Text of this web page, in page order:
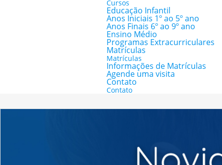
Cursos
Educação Infantil
Anos Iniciais 1º ao 5º ano
Anos Finais 6º ao 9º ano
Ensino Médio
Programas Extracurriculares
Matrículas
Matrículas
Informações de Matrículas
Agende uma visita
Contato
Contato